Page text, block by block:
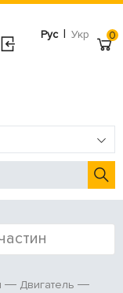
Рус | Укр 0
Двигатель